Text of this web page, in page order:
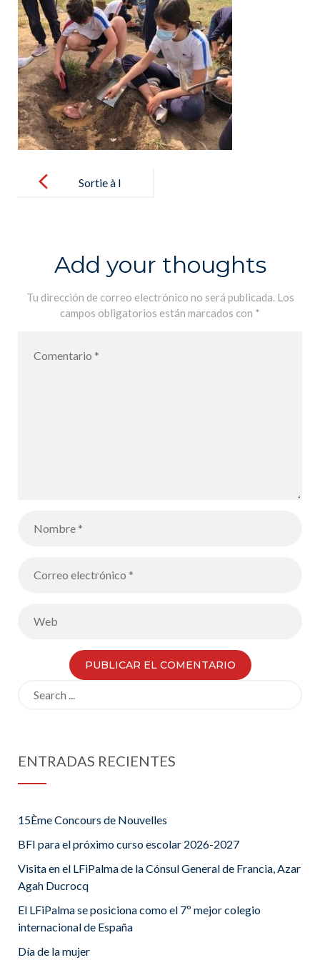
navigation
Sortie à l
Salida al
Arqueódromo
para los
Add your thoughts
Tu dirección de correo electrónico no será publicada. Los
campos obligatorios están marcados con *
ENTRADAS RECIENTES
15Ème Concours de Nouvelles
BFI para el próximo curso escolar 2026-2027
Visita en el LFiPalma de la Cónsul General de Francia, Azar
Agah Ducrocq
El LFiPalma se posiciona como el 7º mejor colegio
internacional de España
Día de la mujer